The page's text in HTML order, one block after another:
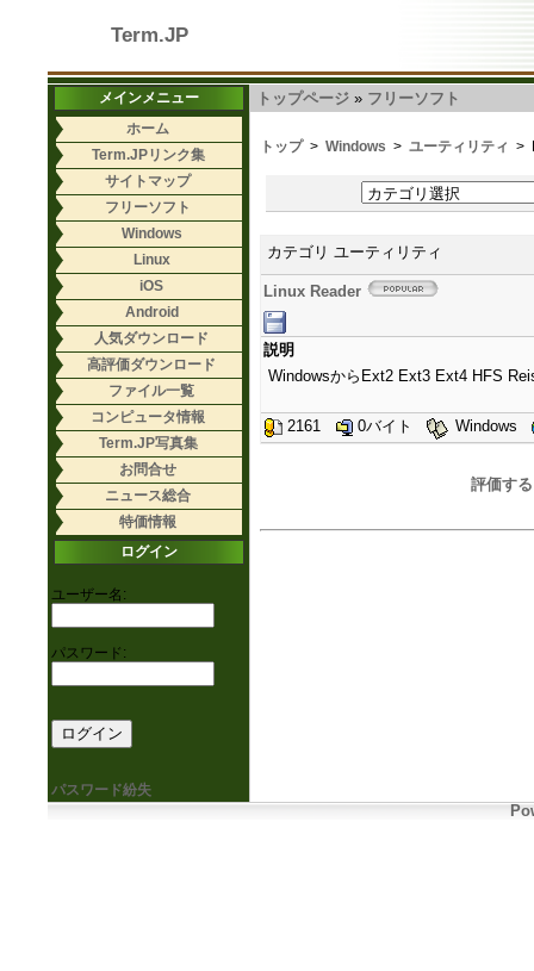
Term.JP
メインメニュー
ホーム
Term.JPリンク集
サイトマップ
フリーソフト
Windows
Linux
iOS
Android
人気ダウンロード
高評価ダウンロード
ファイル一覧
コンピュータ情報
Term.JP写真集
お問合せ
ニュース総合
特価情報
ログイン
ユーザー名:
パスワード:
パスワード紛失
トップページ » フリーソフト
トップ> Windows > ユーティリティ >
カテゴリ ユーティリティ
Linux Reader
説明
WindowsからExt2 Ext3 Ext4 HFS
2161 0バイト Windows
評価する